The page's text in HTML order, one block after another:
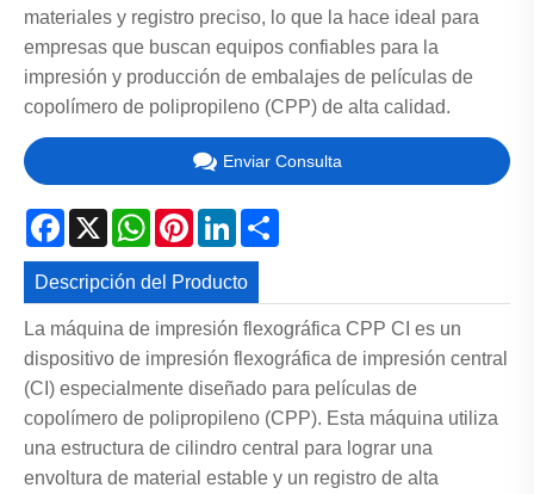
materiales y registro preciso, lo que la hace ideal para
empresas que buscan equipos confiables para la
impresión y producción de embalajes de películas de
copolímero de polipropileno (CPP) de alta calidad.
Enviar Consulta
Facebook
X WhatsApp
PinterestLinkedIn
Descripción del Producto
La máquina de impresión flexográfica CPP CI es un
dispositivo de impresión flexográfica de impresión central
(CI) especialmente diseñado para películas de
copolímero de polipropileno (CPP). Esta máquina utiliza
una estructura de cilindro central para lograr una
envoltura de material estable y un registro de alta